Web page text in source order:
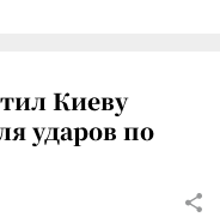
Киеву
ударов по